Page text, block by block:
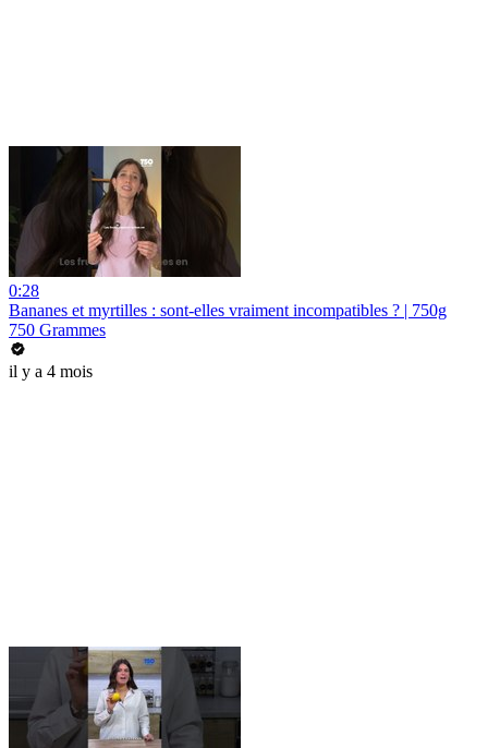
0:28
Bananes et myrtilles : sont-elles vraiment incompatibles ? | 750g
750 Grammes
il y a 4 mois